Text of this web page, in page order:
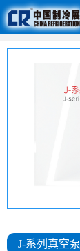
J-系列真空泵